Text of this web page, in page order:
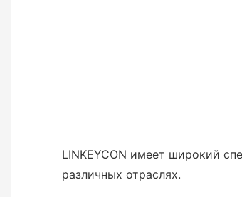
LINKEYCON имеет широкий
различных отраслях.